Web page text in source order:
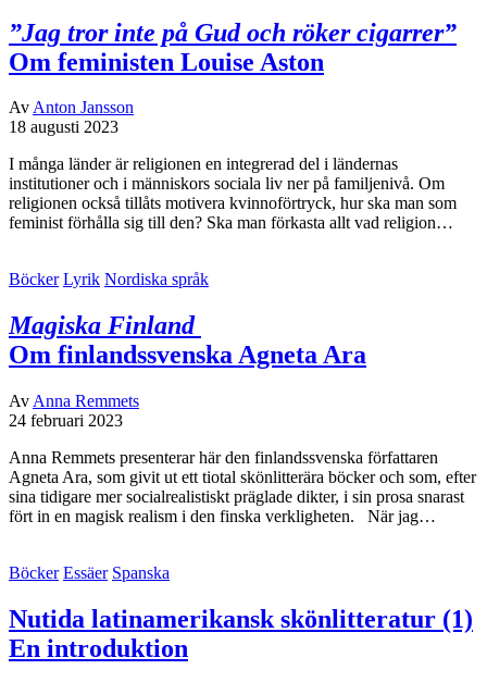
”Jag tror inte på Gud och röker cigarrer”
Om feministen Louise Aston
AvAnton Jansson
18 augusti 2023
I många länder är religionen en integrerad del i ländernas
institutioner och i människors sociala liv ner på familjenivå. Om
religionen också tillåts motivera kvinnoförtryck, hur ska man som
feminist förhålla sig till den? Ska man förkasta allt vad religion…
Böcker Lyrik Nordiska språk
Magiska Finland
Om finlandssvenska Agneta Ara
Av Anna Remmets
24 februari 2023
Anna Remmets presenterar här den finlandssvenska författaren
Agneta Ara, som givit ut ett tiotal skönlitterära böcker och som, efter
sina tidigare mer socialrealistiskt präglade dikter, i sin prosa snarast
fört in en magisk realism i den finska verkligheten. När jag…
Böcker Essäer Spanska
Nutida latinamerikansk skönlitteratur (1)
En introduktion